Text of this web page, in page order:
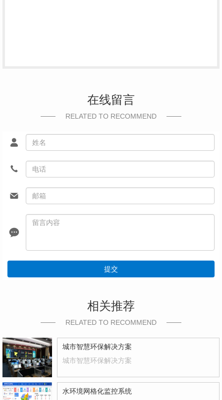
在线留言
RELATED TO RECOMMEND
提交
相关推荐
RELATED TO RECOMMEND
城市智慧环保解决方案
城市智慧环保解决方案
水环境网格化监控系统